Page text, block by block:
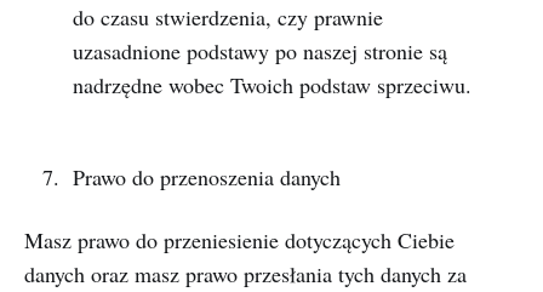
do czasu stwierdzenia, czy prawnie
uzasadnione podstawy po naszej stronie są
nadrzędne wobec Twoich podstaw sprzeciwu.
Prawo do przenoszenia danych
Masz prawo do przeniesienie dotyczących Ciebie
danych oraz masz prawo przesłania tych danych za